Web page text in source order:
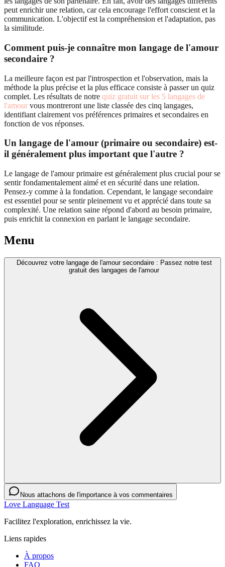
peut enrichir une relation, car cela encourage l'effort conscient et la
communication. L'objectif est la compréhension et l'adaptation, pas
la similitude.
Comment puis-je connaître mon langage de l'amour
secondaire ?
La meilleure façon est par l'introspection et l'observation, mais la
méthode la plus précise et la plus efficace consiste à passer un quiz
complet. Les résultats de notre quiz gratuit sur les 5 langages de
l'amour vous montreront une liste classée des cinq langages,
identifiant clairement vos préférences primaires et secondaires en
fonction de vos réponses.
Un langage de l'amour (primaire ou secondaire) est-
il généralement plus important que l'autre ?
Le langage de l'amour primaire est généralement plus crucial pour se
sentir fondamentalement aimé et en sécurité dans une relation.
Pensez-y comme à la fondation. Cependant, le langage secondaire
est essentiel pour se sentir pleinement vu et apprécié dans toute sa
complexité. Une relation saine répond d'abord au besoin primaire,
puis enrichit la connexion en parlant le langage secondaire.
Menu
Découvrez votre langage de l'amour secondaire : Passez notre test
gratuit des langages de l'amour
Nous attachons de l'importance à vos commentaires
Love Language Test
Facilitez l'exploration, enrichissez la vie.
Liens rapides
À propos
FAQ